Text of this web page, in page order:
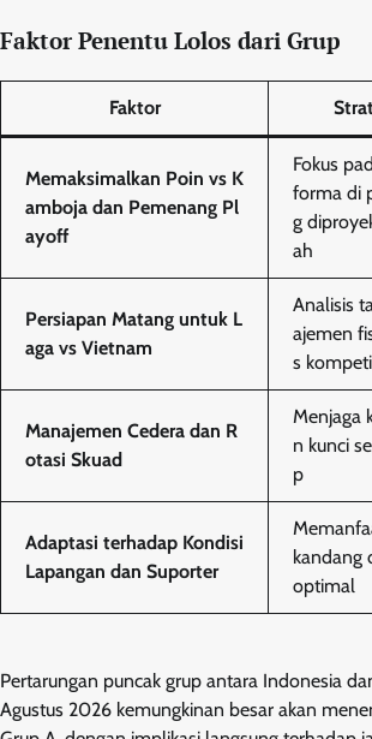
Faktor Penentu Lolos dari Grup
Faktor
Memaksimalkan Poin vs K
amboja dan Pemenang Pl
ayoff
Fokus
forma di
g
ah
Persiapan Matang untuk L
aga vs Vietnam
Analisis
ajemen
s
Manajemen Cedera dan R
otasi Skuad
Menjaga
n kunci
p
Adaptasi terhadap Kondisi
Lapangan dan Suporter
kandang
optimal
Pertarungan puncak grup antara Indonesia
Agustus 2026 kemungkinan besar akan